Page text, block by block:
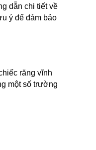
dẫn chi tiết về
ý để đảm bảo
răng vĩnh
một số trường